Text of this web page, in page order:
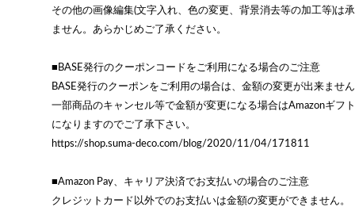
その他の画像編集(文字入れ、色の変更、背景消去等の加工等)は
ません。あらかじめご了承ください。
■BASE発行のクーポンコードをご利用になる場合のご注意
BASE発行のクーポンをご利用の場合は、金額の変更が出来ませ
一部商品のキャンセル等で金額が変更になる場合はAmazonギフ
になりますのでご了承下さい。
https://shop.suma-deco.com/blog/2020/11/04/171811
■Amazon Pay、キャリア決済でお支払いの場合のご注意
クレジットカード以外でのお支払いは金額の変更ができません。